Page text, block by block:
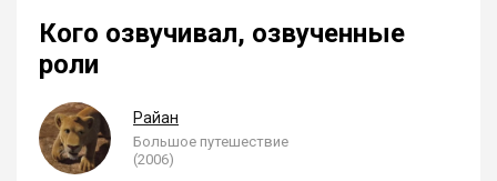
Кого озвучивал, озвученные
роли
Райан
Большое путешествие
(2006)